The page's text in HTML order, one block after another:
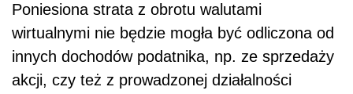
Poniesiona strata z obrotu walutami
wirtualnymi nie będzie mogła być odliczona od
innych dochodów podatnika, np. ze sprzedaży
akcji, czy też z prowadzonej działalności